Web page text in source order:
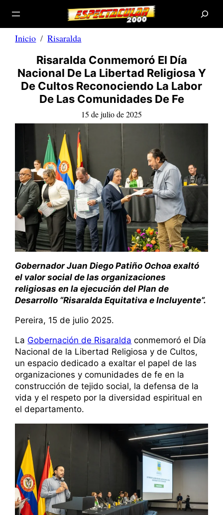
Saltar
contenido
a
Inicio Risaralda
Risaralda Conmemoró El Día
Nacional De La Libertad Religiosa Y
De Cultos Reconociendo La Labor
De Las Comunidades De Fe
15 de julio de 2025
Gobernador Juan Diego Patiño Ochoa exaltó
el valor social de las organizaciones
religiosas en la ejecución del Plan de
Desarrollo “Risaralda Equitativa e Incluyente”.
Pereira, 15 de julio 2025.
La Gobernación de Risaralda conmemoró el Día
Nacional de la Libertad Religiosa y de Cultos,
un espacio dedicado a exaltar el papel de las
organizaciones y comunidades de fe en la
construcción de tejido social, la defensa de la
vida y el respeto por la diversidad espiritual en
el departamento.